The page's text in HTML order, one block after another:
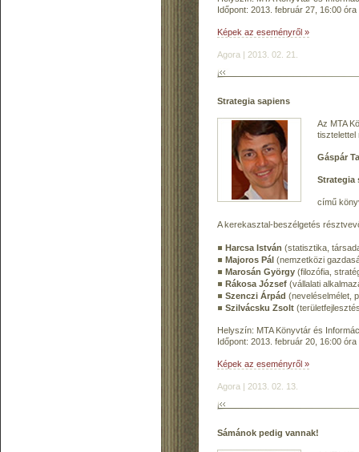
Időpont: 2013. február 27, 16:00 óra
Képek az eseményről »
Agora | 2013. 02. 21.
Strategia sapiens
Az MTA
tisztelettel
Gáspár
Strategia
című
A kerekasztal-beszélgetés
Harcsa István (statisztika,
Majoros Pál (nemzetközi
Marosán György (filozófia,
Rákosa József (vállalati
Szenczi Árpád (neveléselmélet,
Szilvácsku Zsolt
Helyszín: MTA Könyvtár és
Időpont: 2013. február 20, 16:00 óra
Képek az eseményről »
Agora | 2013. 02. 13.
Sámánok pedig vannak!